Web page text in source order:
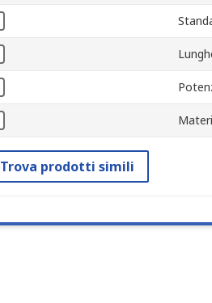
Trova prodotti simili